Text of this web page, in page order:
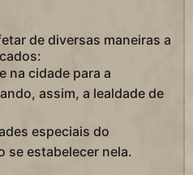
de diversas maneiras a
na cidade para a
assim, a lealdade de
especiais do
se estabelecer nela.